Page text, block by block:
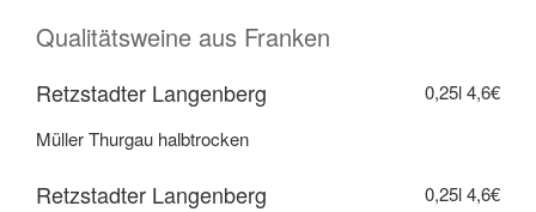
Qualitätsweine aus Franken
Retzstadter Langenberg 0,25l4,6€
Müller Thurgau halbtrocken
Retzstadter Langenberg 0,25l4,6€